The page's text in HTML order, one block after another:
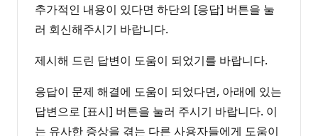
추가적인 내용이 있다면 하단의 [응답] 버튼을 눌
러 회신해주시기 바랍니다.
제시해 드린 답변이 도움이 되었기를 바랍니다.
응답이 문제 해결에 도움이 되었다면, 아래에 있는
답변으로 [표시] 버튼을 눌러 주시기 바랍니다. 이
는 유사한 증상을 겪는 다른 사용자들에게 도움이